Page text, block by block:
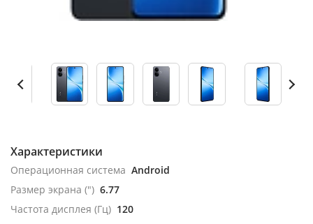
Характеристики
Операционная система Android
Размер экрана (") 6.77
Частота дисплея (Гц) 120